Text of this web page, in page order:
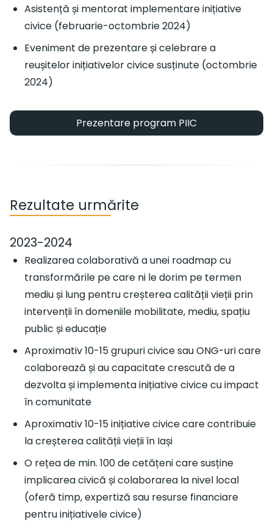
Asistență și mentorat implementare inițiative
civice (februarie-octombrie 2024)
Eveniment de prezentare și celebrare a
reușitelor inițiativelor civice susținute (octombrie
2024)
Prezentare program PIIC
Rezultate urmărite
2023-2024
Realizarea colaborativă a unei roadmap cu
transformările pe care ni le dorim pe termen
mediu și lung pentru creșterea calității vieții prin
intervenții în domeniile mobilitate, mediu, spațiu
public și educație
Aproximativ 10-15 grupuri civice sau ONG-uri care
colaborează și au capacitate crescută de a
dezvolta și implementa inițiative civice cu impact
în comunitate
Aproximativ 10-15 inițiative civice care contribuie
la creșterea calității vieții în Iași
O rețea de min. 100 de cetățeni care susține
implicarea civică și colaborarea la nivel local
(oferă timp, expertiză sau resurse financiare
pentru inițiativele civice)